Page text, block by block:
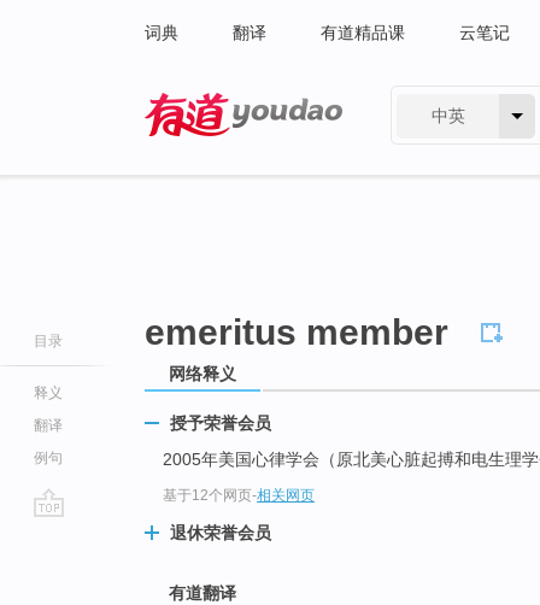
词典 翻译 有道精品课 云笔记
中英
目录
释义
翻译
例句
emeritus member
网络释义
授予荣誉会员
2005年美国心律学会（原北美心脏起搏和电生理
基于12个网页-相关网页
退休荣誉会员
有道翻译